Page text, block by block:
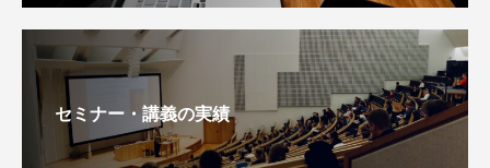
セミナー・講義の実績